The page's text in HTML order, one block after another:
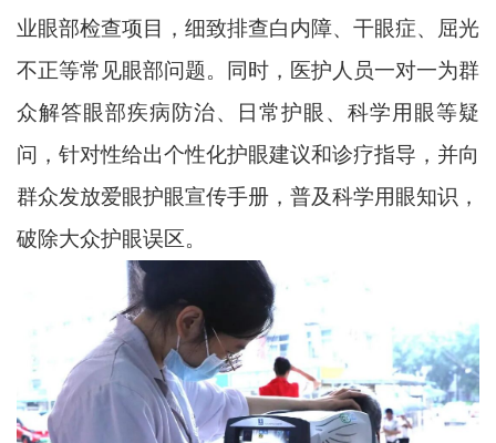
业眼部检查项目，细致排查白内障、干眼症、屈光
不正等常见眼部问题。同时，医护人员一对一为群
众解答眼部疾病防治、日常护眼、科学用眼等疑
问，针对性给出个性化护眼建议和诊疗指导，并向
群众发放爱眼护眼宣传手册，普及科学用眼知识，
破除大众护眼误区。